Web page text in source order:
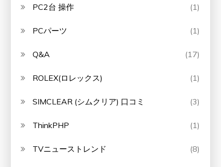
PC2台 操作 (1)
PCパーツ (1)
Q&A (17)
ROLEX(ロレックス) (1)
SIMCLEAR (シムクリア) 口コミ (3)
ThinkPHP (1)
TVニューストレンド (8)